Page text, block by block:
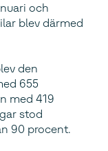
och
blev därmed
den
655
med 419
stod
90 procent.